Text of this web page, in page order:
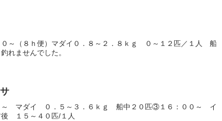
～（８ｈ便）マダイ０．８～２．８ｋｇ ０～１２匹／１人 船
れませんでした。
～ マダイ ０．５～３．６ｋｇ 船中２０匹③１６：００～ イ
１５～４０匹/１人